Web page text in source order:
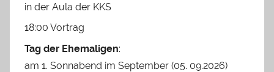
in der Aula der KKS
18:00 Vortrag
Tag der Ehemaligen:
am 1. Sonnabend im September (05. 09.2026)